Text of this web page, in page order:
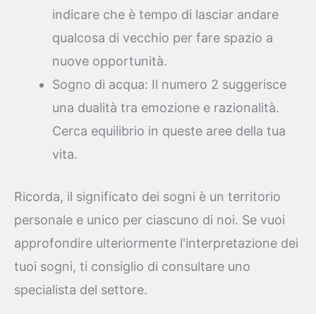
indicare che è tempo di lasciar andare
qualcosa di vecchio per fare spazio a
nuove opportunità.
Sogno di acqua: Il numero 2 suggerisce
una dualità tra emozione e razionalità.
Cerca equilibrio in queste aree della tua
vita.
Ricorda, il significato dei sogni è un territorio
personale e unico per ciascuno di noi. Se vuoi
approfondire ulteriormente l'interpretazione dei
tuoi sogni, ti consiglio di consultare uno
specialista del settore.